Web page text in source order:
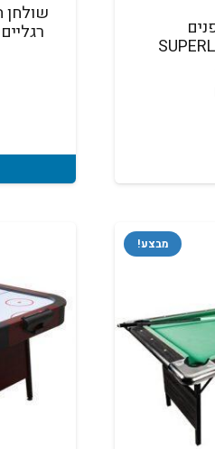
מבצע!